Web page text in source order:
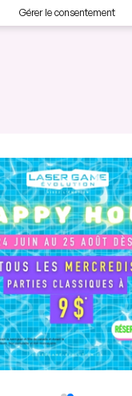
Gérer le consentement